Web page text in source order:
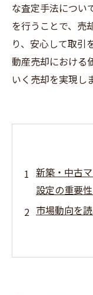
な査定手法につい
を行うことで、売
り、安心して取引
動産売却における
いく売却を実現し
新築・中古
設定の重要
市場動向を
新築と中古